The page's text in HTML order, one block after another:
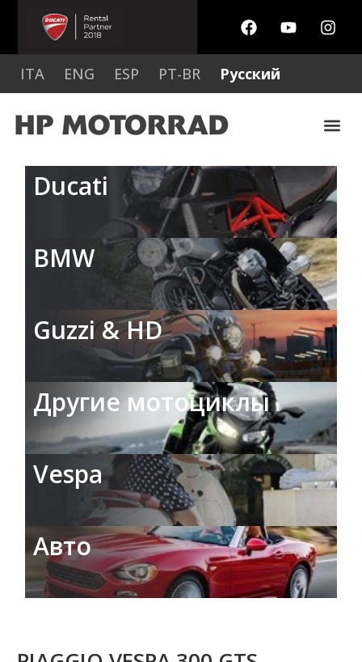
ITA ENG ESP PT-BR Русский
Ducati
BMW
Guzzi & HD
Другие мотоциклы
Vespa
Авто